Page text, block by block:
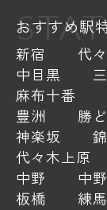
おすすめ駅
新宿 代
中目黒
麻布十番
豊洲
勝
神楽坂
代々木上原
中野
中
板橋
練馬